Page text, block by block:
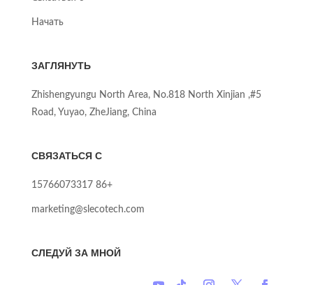
Начать
ЗАГЛЯНУТЬ
#5, Zhishengyungu North Area, No.818 North Xinjian
Road, Yuyao, ZheJiang, China
СВЯЗАТЬСЯ С
+86 15766073317
marketing@slecotech.com
СЛЕДУЙ ЗА МНОЙ